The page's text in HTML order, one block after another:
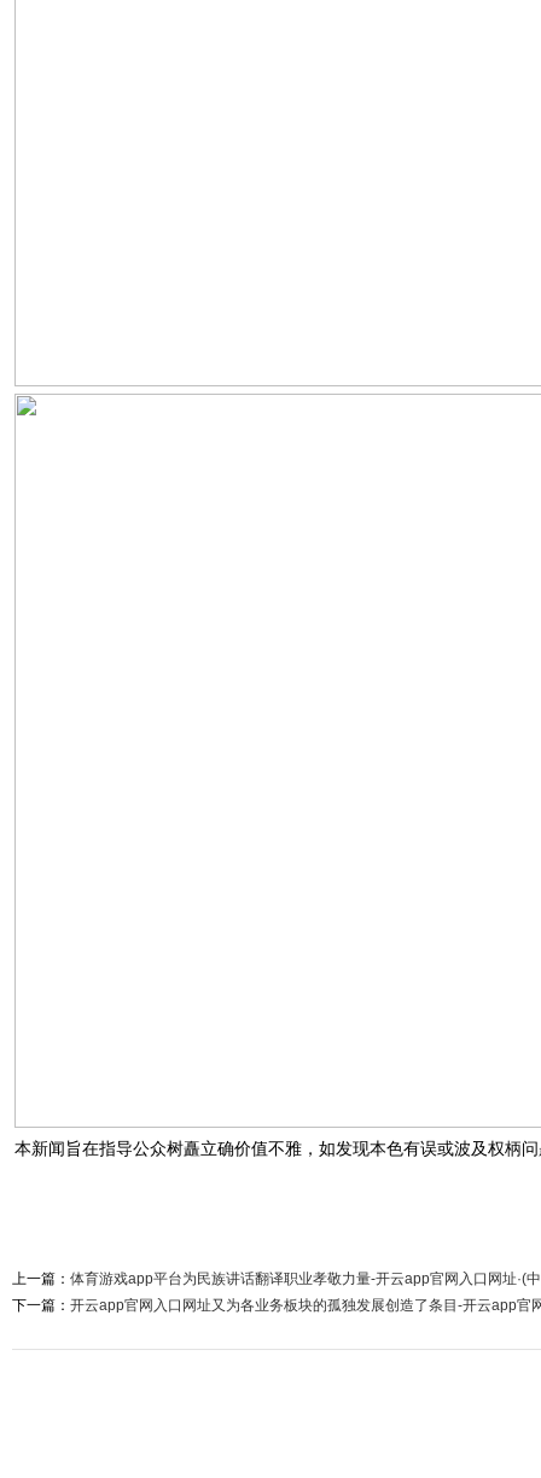
本新闻旨在指导公众树矗立确价值不雅，如发现本色有误或波及权柄
上一篇： 体育游戏app平台为民族讲话翻译职业孝敬力量-开云app官网入口网址·(
下一篇： 开云app官网入口网址又为各业务板块的孤独发展创造了条目-开云app官